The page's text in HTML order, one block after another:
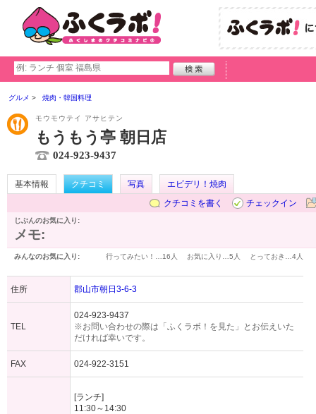
グルメ 焼肉・韓国料理
モウモウテイ アサヒテン
もうもう亭 朝日店
024-923-9437
基本情報 クチコミ 写真
エビデリ！焼肉
クチコミを書く
チェックイン
じぶんのお気に入り:
メモ:
みんなのお気に入り: 行ってみたい！… 16人 お気に入り… 5人 とっておき… 4人
住所 郡山市朝日3-6-3
TEL
024-923-9437
※お問い合わせの際は「ふくラボ！を見た」とお伝えいた
だければ幸いです。
FAX 024-922-3151
[ランチ]
11:30～14:30